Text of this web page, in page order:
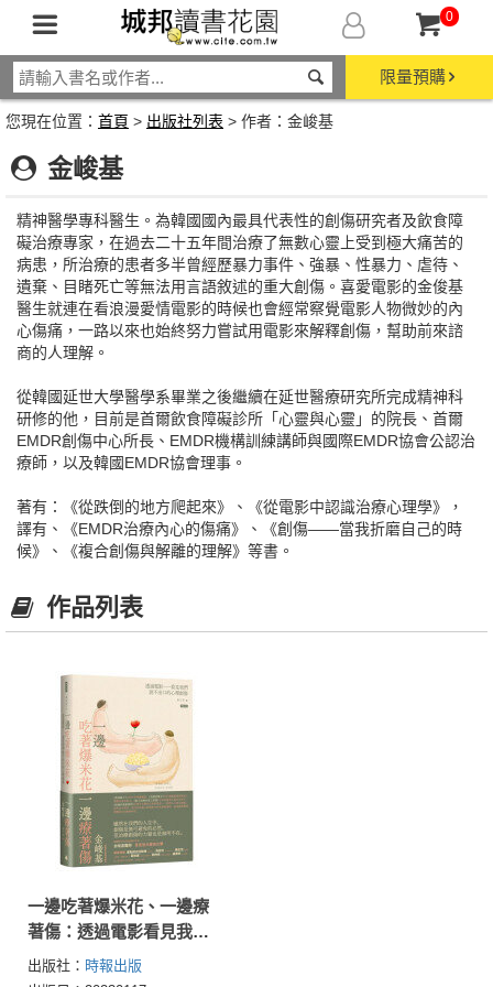
0
限量預購
您現在位置： 首頁 > 出版社列表 > 作者：金峻基
金峻基
精神醫學專科醫生。為韓國國內最具代表性的創傷研究者及飲食障
礙治療專家，在過去二十五年間治療了無數心靈上受到極大痛苦的
病患，所治療的患者多半曾經歷暴力事件、強暴、性暴力、虐待、
遺棄、目睹死亡等無法用言語敘述的重大創傷。喜愛電影的金俊基
醫生就連在看浪漫愛情電影的時候也會經常察覺電影人物微妙的內
心傷痛，一路以來也始終努力嘗試用電影來解釋創傷，幫助前來諮
商的人理解。
從韓國延世大學醫學系畢業之後繼續在延世醫療研究所完成精神科
研修的他，目前是首爾飲食障礙診所「心靈與心靈」的院長、首爾
EMDR創傷中心所長、EMDR機構訓練講師與國際EMDR協會公認治
療師，以及韓國EMDR協會理事。
著有：《從跌倒的地方爬起來》、《從電影中認識治療心理學》，
譯有、《EMDR治療內心的傷痛》、《創傷——當我折磨自己的時
候》、《複合創傷與解離的理解》等書。
作品列表
一邊吃著爆米花、一邊療
著傷：透過電影看見我們
說不出口的心理創傷
出版社： 時報出版